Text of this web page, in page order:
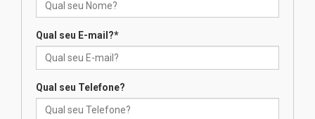
das novas tecnologias em
Qual seu E-mail?*
Qual seu Telefone?